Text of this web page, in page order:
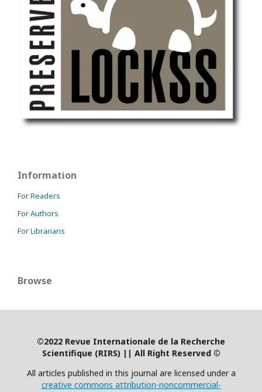
Information
For Readers
For Authors
For Librarians
Browse
©2022 Revue Internationale de la Recherche
Scientifique (RIRS) | | All Right Reserved ©
All articles published in this journal are licensed under a
creative commons attribution-noncommercial-